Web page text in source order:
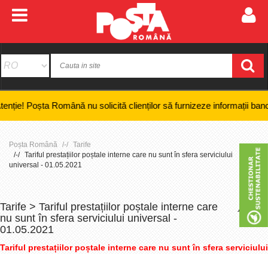
Română nu solicită clienților să furnizeze informații bancare
Poșta Română
Tarife
Tariful prestațiilor poștale interne care nu sunt în sfera serviciului
universal - 01.05.2021
Tarife > Tariful prestațiilor poștale interne care
nu sunt în sfera serviciului universal -
01.05.2021
Tariful prestațiilor poștale interne care nu sunt în sfera serviciului